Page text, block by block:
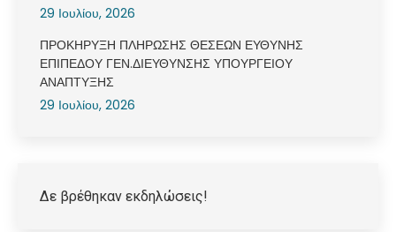
29 Ιουλίου, 2026
ΠΡΟΚΗΡΥΞΗ ΠΛΗΡΩΣΗΣ ΘΕΣΕΩΝ ΕΥΘΥΝΗΣ
ΕΠΙΠΕΔΟΥ ΓΕΝ.ΔΙΕΥΘΥΝΣΗΣ ΥΠΟΥΡΓΕΙΟΥ
ΑΝΑΠΤΥΞΗΣ
29 Ιουλίου, 2026
Δε βρέθηκαν εκδηλώσεις!